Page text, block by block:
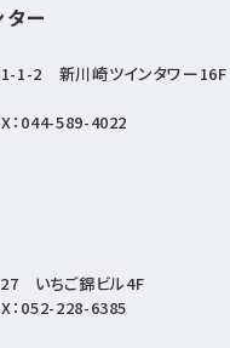
ー
1-1-2 新川崎ツインタワー16F
044-589-4022
27 いちご錦ビル4F
052-228-6385